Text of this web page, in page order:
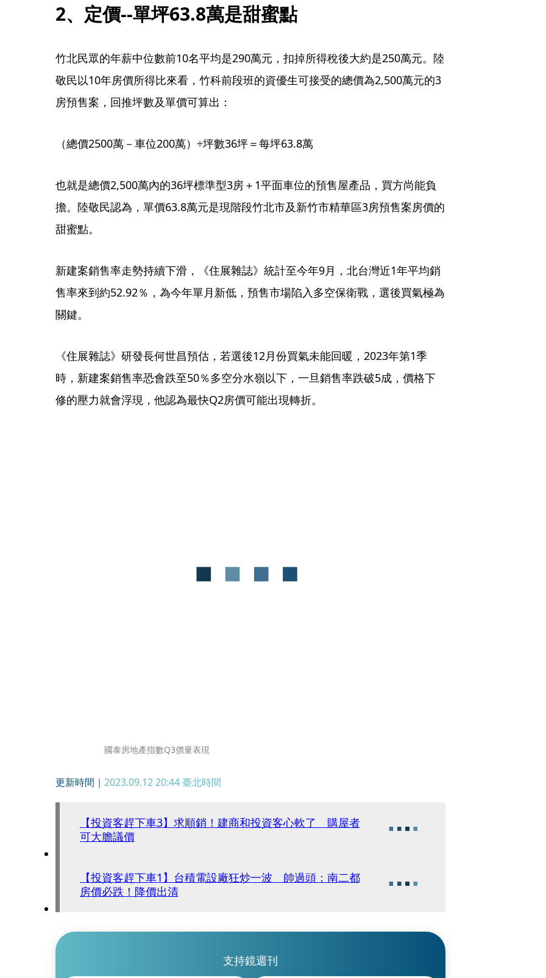
2、定價--單坪63.8萬是甜蜜點
竹北民眾的年薪中位數前10名平均是290萬元，扣掉所得稅後大約是250萬元。陸
敬民以10年房價所得比來看，竹科前段班的資優生可接受的總價為2,500萬元的3
房預售案，回推坪數及單價可算出：
（總價2500萬－車位200萬）÷坪數36坪＝每坪63.8萬
也就是總價2,500萬內的36坪標準型3房＋1平面車位的預售屋產品，買方尚能負
擔。陸敬民認為，單價63.8萬元是現階段竹北市及新竹市精華區3房預售案房價的
甜蜜點。
新建案銷售率走勢持續下滑，《住展雜誌》統計至今年9月，北台灣近1年平均銷
售率來到約52.92％，為今年單月新低，預售市場陷入多空保衛戰，選後買氣極為
關鍵。
《住展雜誌》研發長何世昌預估，若選後12月份買氣未能回暖，2023年第1季
時，新建案銷售率恐會跌至50％多空分水嶺以下，一旦銷售率跌破5成，價格下
修的壓力就會浮現，他認為最快Q2房價可能出現轉折。
國泰房地產指數Q3價量表現
更新時間｜ 2023.09.12 20:44臺北時間
【投資客趕下車3】求順銷！建商和投資客心軟了 購屋者
可大膽議價
【投資客趕下車1】台積電設廠狂炒一波 帥過頭：南二都
房價必跌！降價出清
支持鏡週刊